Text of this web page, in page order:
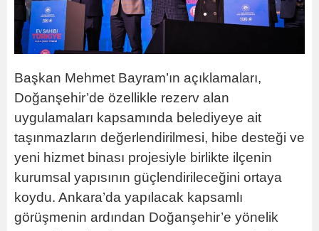
Başkan Mehmet Bayram’ın açıklamaları,
Doğanşehir’de özellikle rezerv alan
uygulamaları kapsamında belediyeye ait
taşınmazların değerlendirilmesi, hibe desteği ve
yeni hizmet binası projesiyle birlikte ilçenin
kurumsal yapısının güçlendirileceğini ortaya
koydu. Ankara’da yapılacak kapsamlı
görüşmenin ardından Doğanşehir’e yönelik